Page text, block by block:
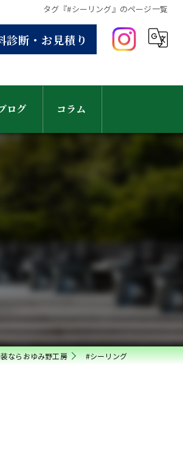
タグ『#シーリング』のページ一覧
診断・お見積り
ログ コラム
ならおゆみ野工房 #シーリング